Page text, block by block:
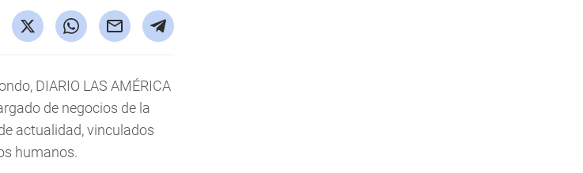
DIARIO LAS AMÉRICA
de negocios de la
actualidad, vinculados
humanos.